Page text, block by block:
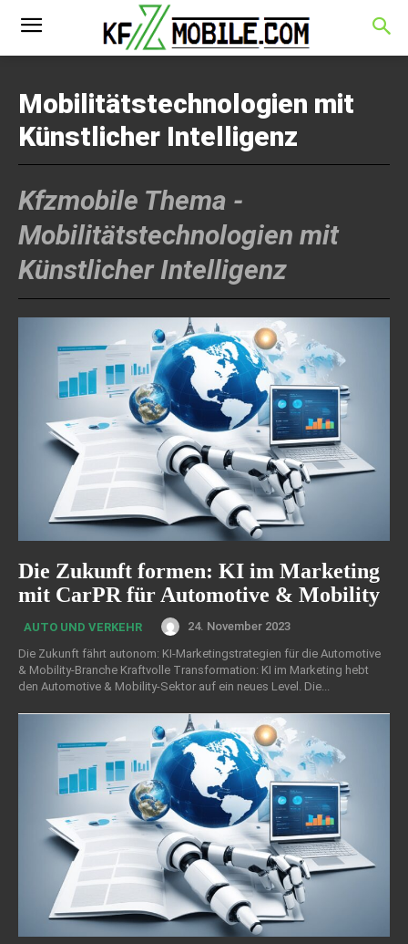
Mobilitätstechnologien mit
Künstlicher Intelligenz
Kfzmobile Thema -
Mobilitätstechnologien mit
Künstlicher Intelligenz
Die Zukunft formen: KI im Marketing
mit CarPR für Automotive & Mobility
AUTO UND VERKEHR
24. November 2023
Die Zukunft fährt autonom: KI-Marketingstrategien für die Automotive
& Mobility-Branche Kraftvolle Transformation: KI im Marketing hebt
den Automotive & Mobility-Sektor auf ein neues Level. Die...